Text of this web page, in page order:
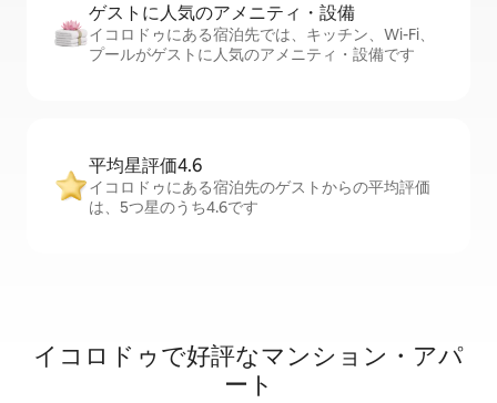
ゲストに人⁠気⁠のア⁠メ⁠ニ⁠テ⁠ィ・設⁠備
イコロドゥにある宿泊先では、キッチン、Wi-Fi、
プールがゲストに人気のアメニティ・設備です
平均星評価4.6
イコロドゥにある宿泊先のゲストからの平均評価
は、5つ星のうち4.6です
イコロドゥで好評なマンション・アパ
ート